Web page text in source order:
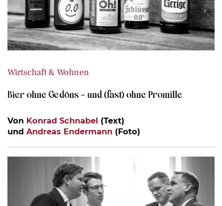
Wirtschaft & Wohnen
Bier ohne Gedöns – und (fast) ohne Promille
Von Konrad Schnabel (Text)
und Andreas Endermann (Foto)